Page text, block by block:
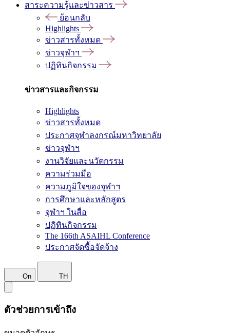
สาระความรู้และข่าวสาร
ย้อนกลับ
Highlights
ข่าวสารทั้งหมด
ข่าวจุฬาฯ
ปฏิทินกิจกรรม
ข่าวสารและกิจกรรม
Highlights
ข่าวสารทั้งหมด
ประกาศจุฬาลงกรณ์มหาวิทยาลัย
ข่าวจุฬาฯ
งานวิจัยและนวัตกรรม
ความร่วมมือ
ความภูมิใจของจุฬาฯ
การศึกษาและหลักสูตร
จุฬาฯ ในสื่อ
ปฏิทินกิจกรรม
The 166th ASAIHL Conference
ประกาศจัดซื้อจัดจ้าง
On TH
ตัวช่วยการเข้าถึง